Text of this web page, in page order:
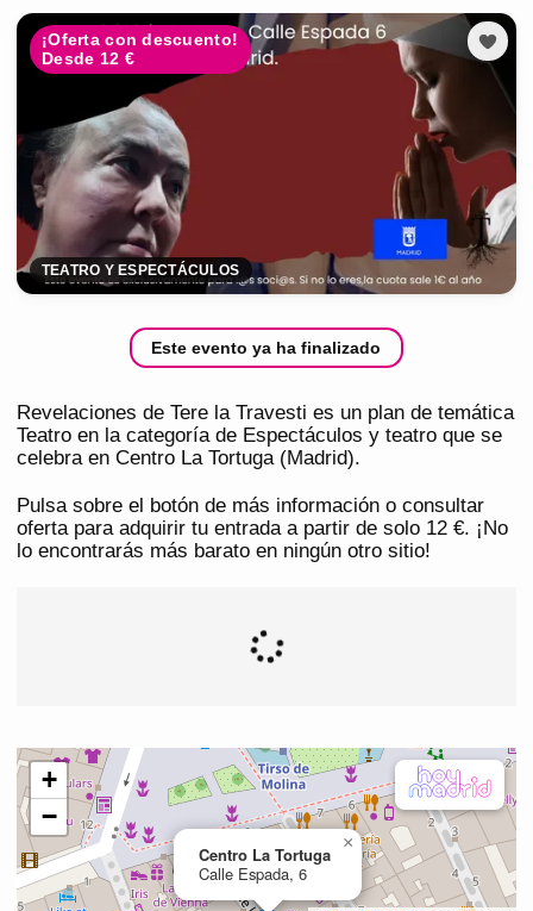
¡Oferta con descuento!
Desde 12 €
TEATRO Y ESPECTÁCULOS
Este evento ya ha finalizado
Revelaciones de Tere la Travesti es un plan de temática
Teatro en la categoría de Espectáculos y teatro que se
celebra en Centro La Tortuga (Madrid).
Pulsa sobre el botón de más información o consultar
oferta para adquirir tu entrada a partir de solo 12 €. ¡No
lo encontrarás más barato en ningún otro sitio!